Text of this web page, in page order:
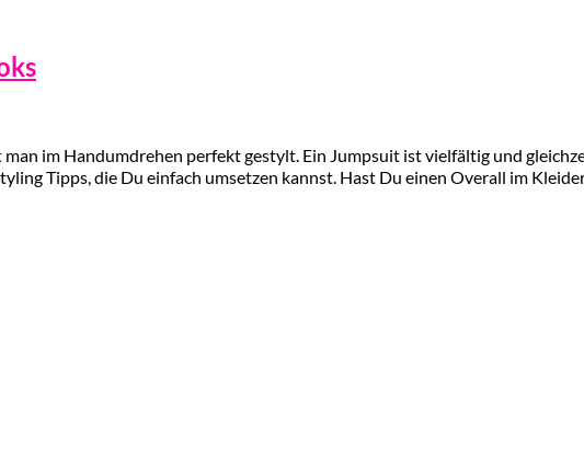
im Handumdrehen perfekt gestylt. Ein Jumpsuit ist vielfältig und
Tipps, die Du einfach umsetzen kannst. Hast Du einen Overall im